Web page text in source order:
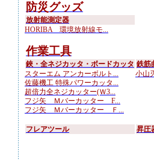
防災グッズ
放射能測定器
HORIBA 環境放射線モ...
作業工具
鋏・全ネジカッタ・ボードカッタ
スターエム アンカーボルト...
佐藤機工 特殊パワーカッタ...
超倍力全ネジカッター(Ｗ3...
フジ矢 Ｍバーカッター F...
フジ矢 Ｍバーカッター Ｆ...
鉄筋
小山
フレアツール 昇圧